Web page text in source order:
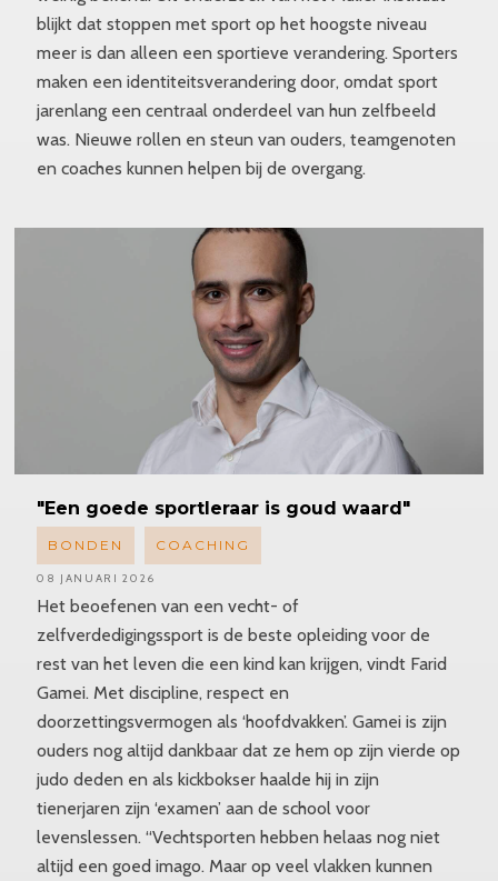
blijkt dat stoppen met sport op het hoogste niveau
meer is dan alleen een sportieve verandering. Sporters
maken een identiteitsverandering door, omdat sport
jarenlang een centraal onderdeel van hun zelfbeeld
was. Nieuwe rollen en steun van ouders, teamgenoten
en coaches kunnen helpen bij de overgang.
"Een goede sportleraar is goud waard"
Het beoefenen van een vecht- of
zelfverdedigingssport is de beste opleiding voor de
rest van het leven die een kind kan krijgen, vindt Farid
Gamei. Met discipline, respect en
doorzettingsvermogen als ‘hoofdvakken’. Gamei is zijn
ouders nog altijd dankbaar dat ze hem op zijn vierde op
judo deden en als kickbokser haalde hij in zijn
tienerjaren zijn ‘examen’ aan de school voor
levenslessen. “Vechtsporten hebben helaas nog niet
altijd een goed imago. Maar op veel vlakken kunnen
BONDEN COACHING
08 JANUARI 2026